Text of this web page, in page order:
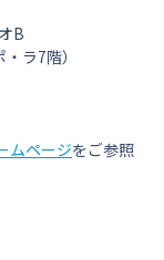
B
ラ7階）
ムページをご参照